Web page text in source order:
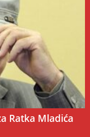
Ratka Mladića